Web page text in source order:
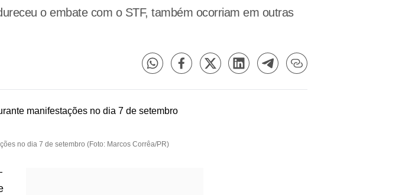
o embate com o STF, também ocorriam em outras
no dia 7 de setembro (Foto: Marcos Corrêa/PR)